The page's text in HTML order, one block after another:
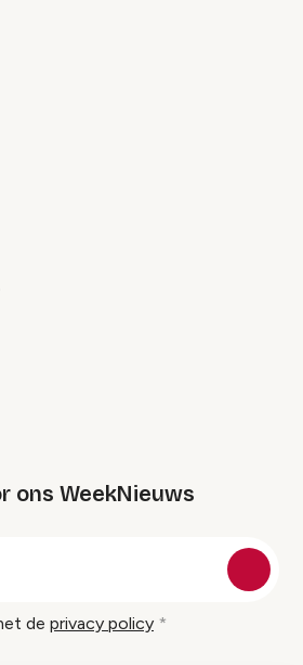
ons WeekNieuws
de privacy policy